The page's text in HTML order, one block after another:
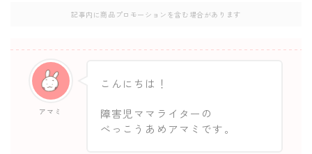
記事内に商品プロモーションを含む場合があります
アマミ
こんにちは！
障害児ママライターの
べっこうあめアマミです。